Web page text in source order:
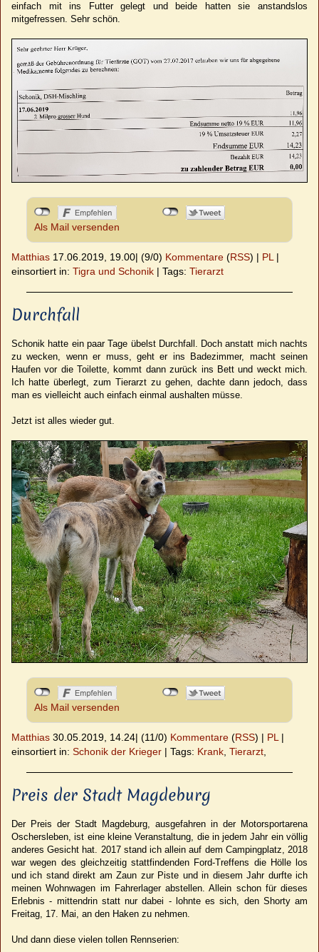
einfach mit ins Futter gelegt und beide hatten sie anstandslos
mitgefressen. Sehr schön.
Als Mail versenden
Matthias 17.06.2019, 19.00| (9/0) Kommentare (RSS) | PL |
einsortiert in: Tigra und Schonik | Tags: Tierarzt
Durchfall
Schonik hatte ein paar Tage übelst Durchfall. Doch anstatt mich nachts
zu wecken, wenn er muss, geht er ins Badezimmer, macht seinen
Haufen vor die Toilette, kommt dann zurück ins Bett und weckt mich.
Ich hatte überlegt, zum Tierarzt zu gehen, dachte dann jedoch, dass
man es vielleicht auch einfach einmal aushalten müsse.
Jetzt ist alles wieder gut.
Als Mail versenden
Matthias 30.05.2019, 14.24| (11/0) Kommentare (RSS) | PL |
einsortiert in: Schonik der Krieger | Tags: Krank Tierarzt
Preis der Stadt Magdeburg
Der Preis der Stadt Magdeburg, ausgefahren in der Motorsportarena
Oschersleben, ist eine kleine Veranstaltung, die in jedem Jahr ein völlig
anderes Gesicht hat. 2017 stand ich allein auf dem Campingplatz, 2018
war wegen des gleichzeitig stattfindenden Ford-Treffens die Hölle los
und ich stand direkt am Zaun zur Piste und in diesem Jahr durfte ich
meinen Wohnwagen im Fahrerlager abstellen. Allein schon für dieses
Erlebnis - mittendrin statt nur dabei - lohnte es sich, den Shorty am
Freitag, 17. Mai, an den Haken zu nehmen.
Und dann diese vielen tollen Rennserien: